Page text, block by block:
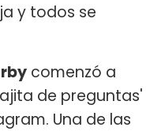
y todos se
comenzó a
de preguntas'
Una de las